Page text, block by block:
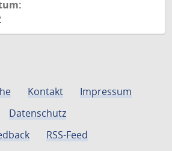
Kontakt
Impressum
Datenschutz
RSS-Feed